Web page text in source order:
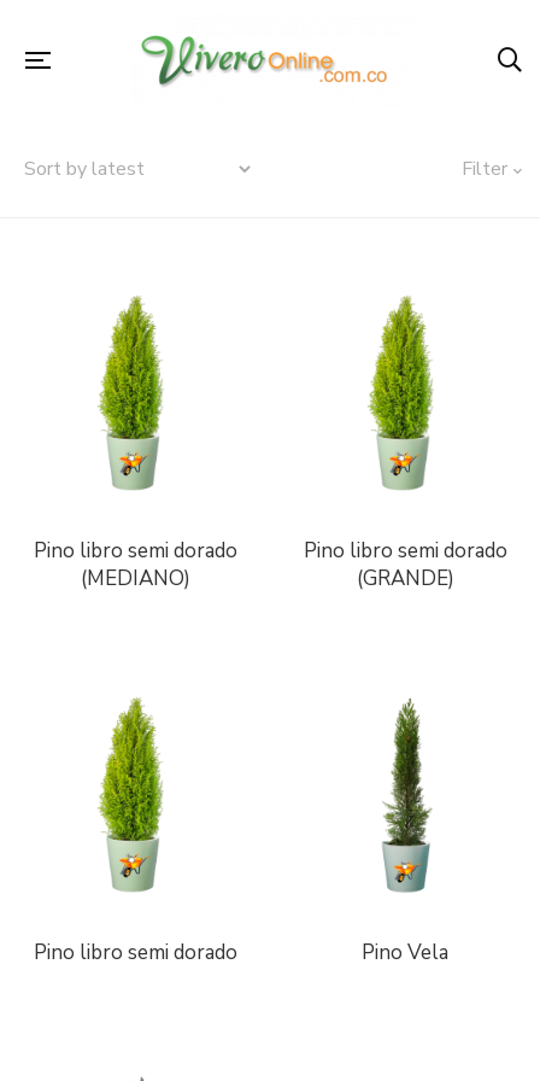
Filter
Pino libro semi dorado
(MEDIANO)
Pino libro semi dorado
(GRANDE)
Pino libro semi dorado Pino Vela